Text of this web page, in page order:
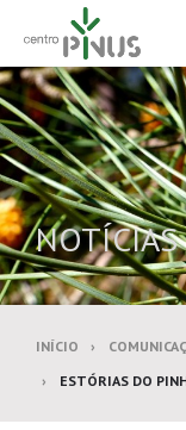
NOTÍCIAS
INÍCIO
ESTÓRIAS DO